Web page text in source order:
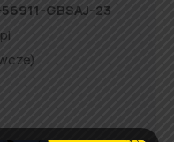
GBSAJ-23